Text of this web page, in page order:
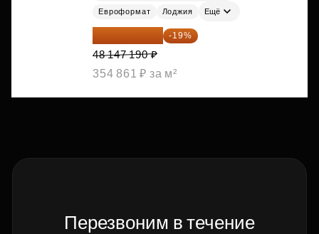
Евроформат Лоджия Ещё
38 999 224 ₽ -19%
48 147 190 ₽
354 861 ₽ за м²
Перезвоним в течение